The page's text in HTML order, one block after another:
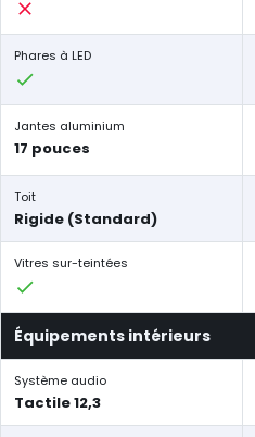
Phares à LED
Jantes aluminium
17 pouces
Toit
Rigide (Standard)
Vitres sur-teintées
Équipements intérieurs
Système audio
Tactile 12,3